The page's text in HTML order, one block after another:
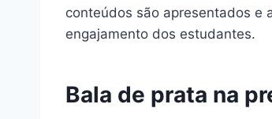
conteúdos são apresentados e
engajamento dos estudantes.
Bala de prata na